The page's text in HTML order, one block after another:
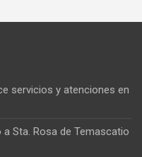
servicios y atenciones en
Sta. Rosa de Temascatio